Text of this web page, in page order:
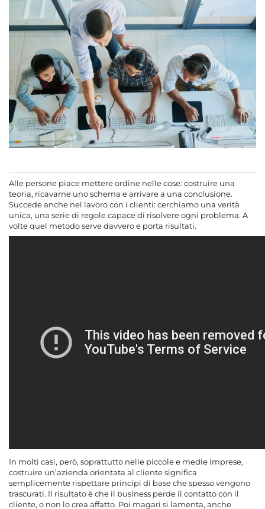
Alle persone piace mettere ordine nelle cose: costruire una
teoria, ricavarne uno schema e arrivare a una conclusione.
Succede anche nel lavoro con i clienti: cerchiamo una verità
unica, una serie di regole capace di risolvere ogni problema. A
volte quel metodo serve davvero e porta risultati.
In molti casi, però, soprattutto nelle piccole e medie imprese,
costruire un’azienda orientata al cliente significa
semplicemente rispettare principi di base che spesso vengono
trascurati. Il risultato è che il business perde il contatto con il
cliente, o non lo crea affatto. Poi magari si lamenta, anche